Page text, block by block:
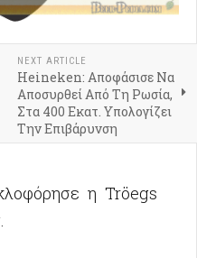
NEXT ARTICLE
Heineken: Αποφάσισε Να
Αποσυρθεί Από Τη Ρωσία,
Στα 400 Εκατ. Υπολογίζει
Την Επιβάρυνση
η Tröegs